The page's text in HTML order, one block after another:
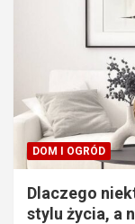
DOM I OGRÓD
Dlaczego
stylu życia, a